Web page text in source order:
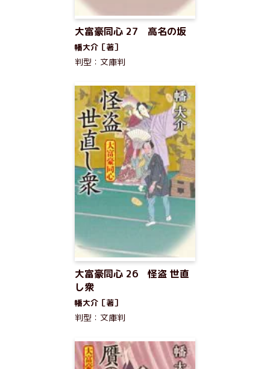
大富豪同心 27 高名の坂
幡大介［著］
判型：文庫判
大富豪同心 26 怪盗 世直
し衆
幡大介［著］
判型：文庫判